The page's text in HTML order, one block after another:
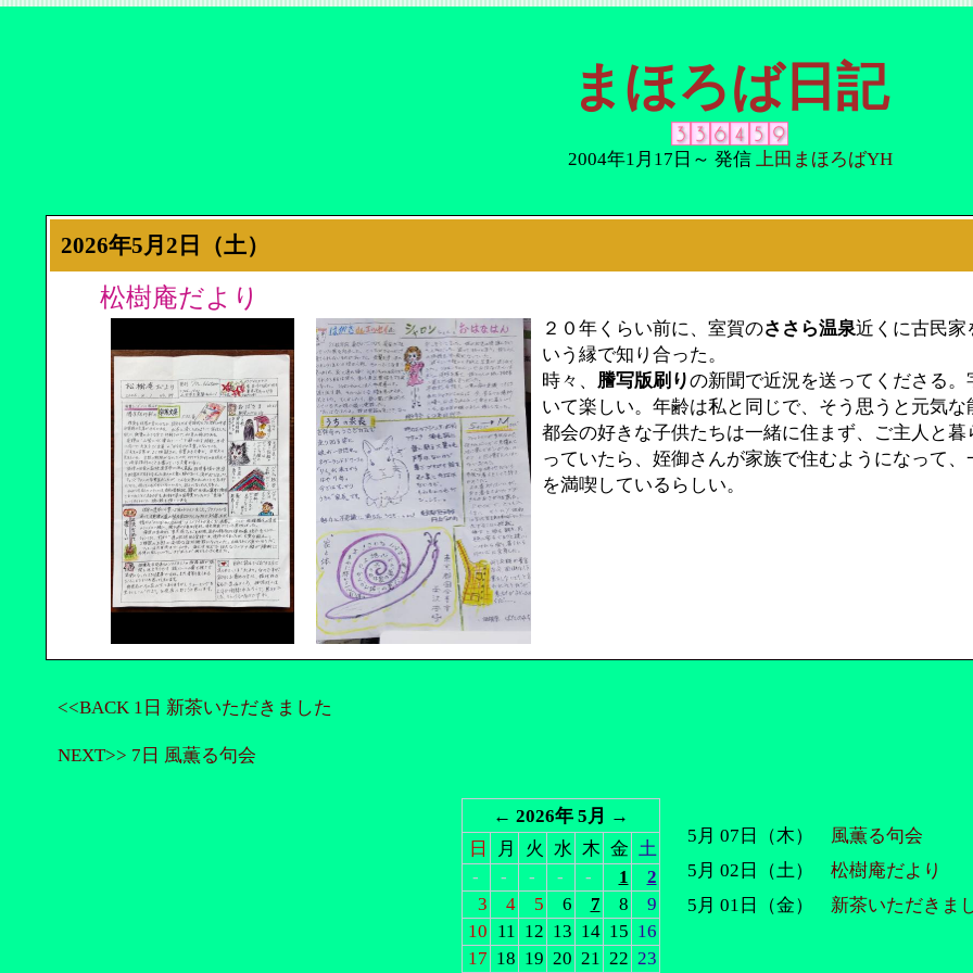
まほろば日記
2004年1月17日～ 発信 上田まほろばYH
2026年5月2日（土）
松樹庵だより
２０年くらい前に、室賀のささら温泉近くに古民家
いう縁で知り合った。
時々、 謄写版刷りの新聞で近況を送ってくださる
いて楽しい。年齢は私と同じで、そう思うと元気
都会の好きな子供たちは一緒に住まず、ご主人と
っていたら、姪御さんが家族で住むようになって
を満喫しているらしい。
<<BACK 1日 新茶いただきました
NEXT>> 7日 風薫る句会
← 2026年 5月
→
日
月 火 水 木 金 土
-
- - - - 1
2
3
4 5 6 7 8
9
10 11 12 13 14 15 16
17 18 19 20 21 22 23
5月 07日（木）
風薫る句会
5月 02日（土）
松樹庵だより
5月 01日（金）
新茶いただきま